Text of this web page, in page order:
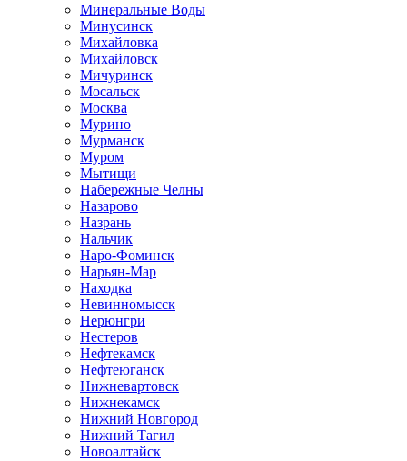
Минеральные Воды
Минусинск
Михайловка
Михайловск
Мичуринск
Мосальск
Москва
Мурино
Мурманск
Муром
Мытищи
Набережные Челны
Назарово
Назрань
Нальчик
Наро-Фоминск
Нарьян-Мар
Находка
Невинномысск
Нерюнгри
Нестеров
Нефтекамск
Нефтеюганск
Нижневартовск
Нижнекамск
Нижний Новгород
Нижний Тагил
Новоалтайск